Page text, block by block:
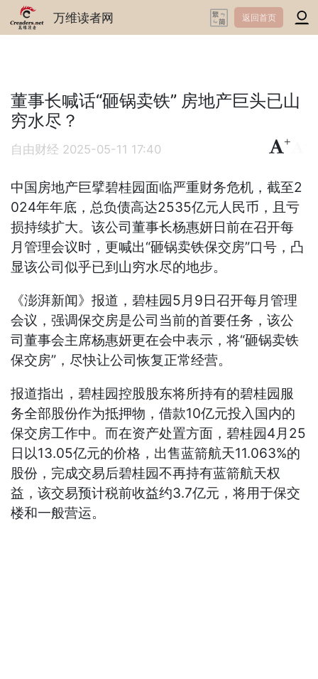
万维读者网 返回首页
董事长喊话“砸锅卖铁” 房地产巨头已山
穷水尽？
自由财经 2025-05-11 17:40
+
中国房地产巨擘碧桂园面临严重财务危机，截至2
024年年底，总负债高达2535亿元人民币，且亏
损持续扩大。该公司董事长杨惠妍日前在召开每
月管理会议时，更喊出“砸锅卖铁保交房”口号，凸
显该公司似乎已到山穷水尽的地步。
《澎湃新闻》报道，碧桂园5月9日召开每月管理
会议，强调保交房是公司当前的首要任务，该公
司董事会主席杨惠妍更在会中表示，将“砸锅卖铁
保交房”，尽快让公司恢复正常经营。
报道指出，碧桂园控股股东将所持有的碧桂园服
务全部股份作为抵押物，借款10亿元投入国内的
保交房工作中。而在资产处置方面，碧桂园4月25
日以13.05亿元的价格，出售蓝箭航天11.063%的
股份，完成交易后碧桂园不再持有蓝箭航天权
益，该交易预计税前收益约3.7亿元，将用于保交
楼和一般营运。